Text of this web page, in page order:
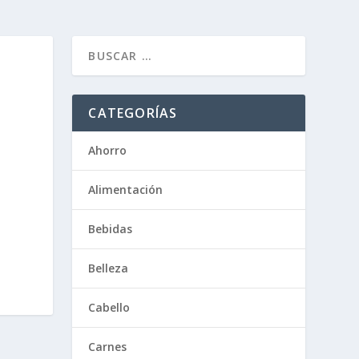
CATEGORÍAS
Ahorro
Alimentación
Bebidas
Belleza
Cabello
Carnes